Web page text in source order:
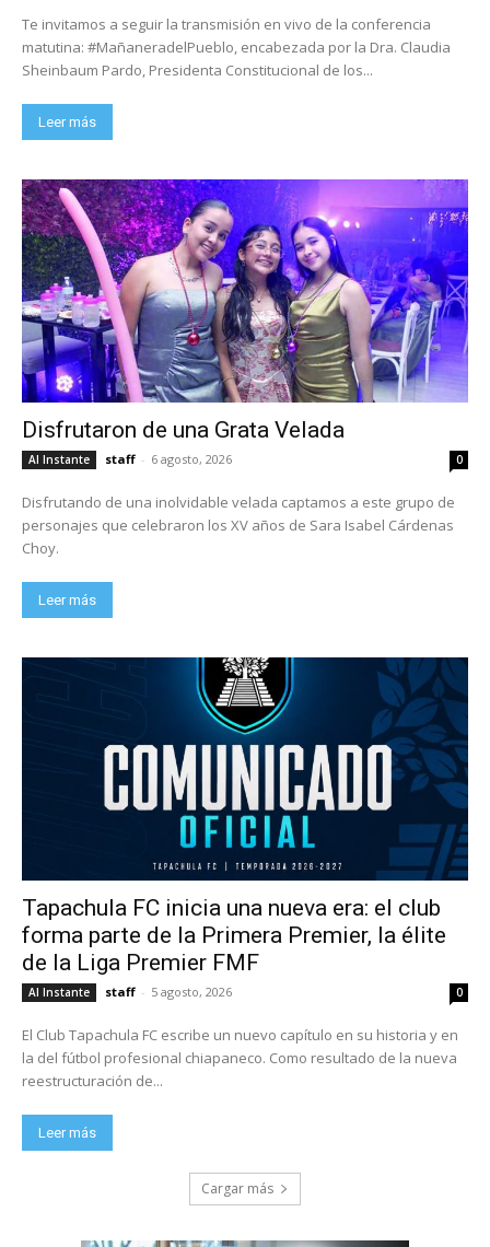
Te invitamos a seguir la transmisión en vivo de la conferencia
matutina: #MañaneradelPueblo, encabezada por la Dra. Claudia
Sheinbaum Pardo, Presidenta Constitucional de los...
Leer más
Disfrutaron de una Grata Velada
Al Instante staff - 6 agosto, 2026 0
Disfrutando de una inolvidable velada captamos a este grupo de
personajes que celebraron los XV años de Sara Isabel Cárdenas
Choy.
Leer más
Tapachula FC inicia una nueva era: el club
forma parte de la Primera Premier, la élite
de la Liga Premier FMF
Al Instante staff - 5 agosto, 2026 0
El Club Tapachula FC escribe un nuevo capítulo en su historia y en
la del fútbol profesional chiapaneco. Como resultado de la nueva
reestructuración de...
Leer más
Cargar más